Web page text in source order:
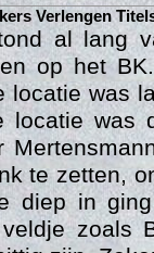
Verlengen
al lang
op het
locatie was
locatie was
te zetten,
diep in